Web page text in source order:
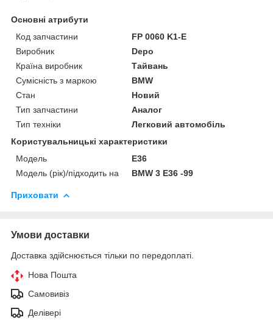
Основні атрибути
Код запчастини
FP 0060 K1-E
Виробник
Depo
Країна виробник
Тайвань
Сумісність з маркою
BMW
Стан
Новий
Тип запчастини
Аналог
Тип техніки
Легковий автомобіль
Користувальницькі характеристики
Мoдель
E36
Модель (рік)/підходить на
BMW 3 E36 -99
Приховати
Умови доставки
Доставка здійснюється тільки по передоплаті.
Нова Пошта
Самовивіз
Делівері